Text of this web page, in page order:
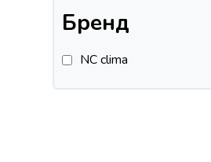
Бренд
NC clima